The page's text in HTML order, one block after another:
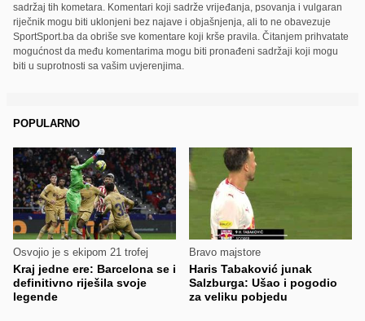
sadržaj tih kometara. Komentari koji sadrže vrijeđanja, psovanja i vulgaran
riječnik mogu biti uklonjeni bez najave i objašnjenja, ali to ne obavezuje
SportSport.ba da obriše sve komentare koji krše pravila. Čitanjem prihvatate
mogućnost da među komentarima mogu biti pronađeni sadržaji koji mogu
biti u suprotnosti sa vašim uvjerenjima.
POPULARNO
Osvojio je s ekipom 21 trofej
Kraj jedne ere: Barcelona se i
definitivno riješila svoje
legende
Bravo majstore
Haris Tabaković junak
Salzburga: Ušao i pogodio
za veliku pobjedu